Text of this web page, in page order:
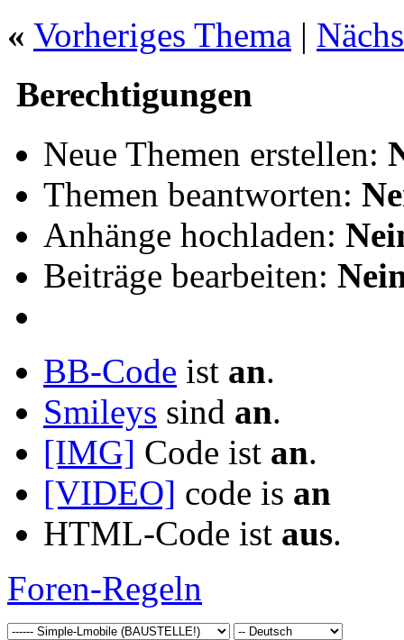
« Vorheriges Thema |
Berechtigungen
Neue Themen erstellen:
Themen beantworten:
Anhänge hochladen:
Beiträge bearbeiten:
BB-Code ist an.
Smileys sind an.
[IMG] Code ist an.
[VIDEO] code is an
HTML-Code ist aus.
Foren-Regeln